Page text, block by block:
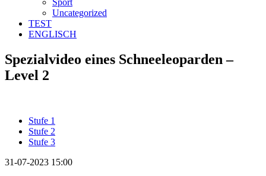
Uncategorized
TEST
ENGLISCH
Spezialvideo eines Schneeleoparden –
Level 2
Stufe 1
Stufe 2
Stufe 3
31-07-2023 15:00